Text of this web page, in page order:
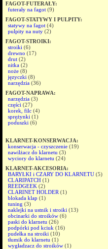
FAGOT-FUTERAŁY:
futerały na fagot (9)
FAGOT-STATYWY I PULPITY:
statywy na fagot (4)
pulpity na nuty (2)
FAGOT-STROIKI:
stroiki (6)
drewno (17)
drut (2)
nitka (2)
noże (8)
języczki (8)
narzędzia (36)
FAGOT-NAPRAWA:
narzędzia (3)
części (27)
korek, filc (4)
sprężynki (1)
poduszki (6)
KLARNET-KONSERWACJA:
konserwacja - czyszczenie (19)
nawilżacz do klarnetu (3)
wyciory do klarnetu (24)
KLARNET-AKCESORIA:
BARYŁKI i CZARY DO KLARNETU (5)
CLARIPATCH (1)
REEDGEEK (2)
CLARINET HOLDER (1)
blokada klap (1)
tuning (3)
naklejki na ustnik i stroiki (13)
obcinarki do stroików (6)
paski do klarnetu (26)
podpórki pod kciuk (16)
pudełka na stroiki (10)
tłumik do klarnetu (1)
wygładzacz do stroików (1)